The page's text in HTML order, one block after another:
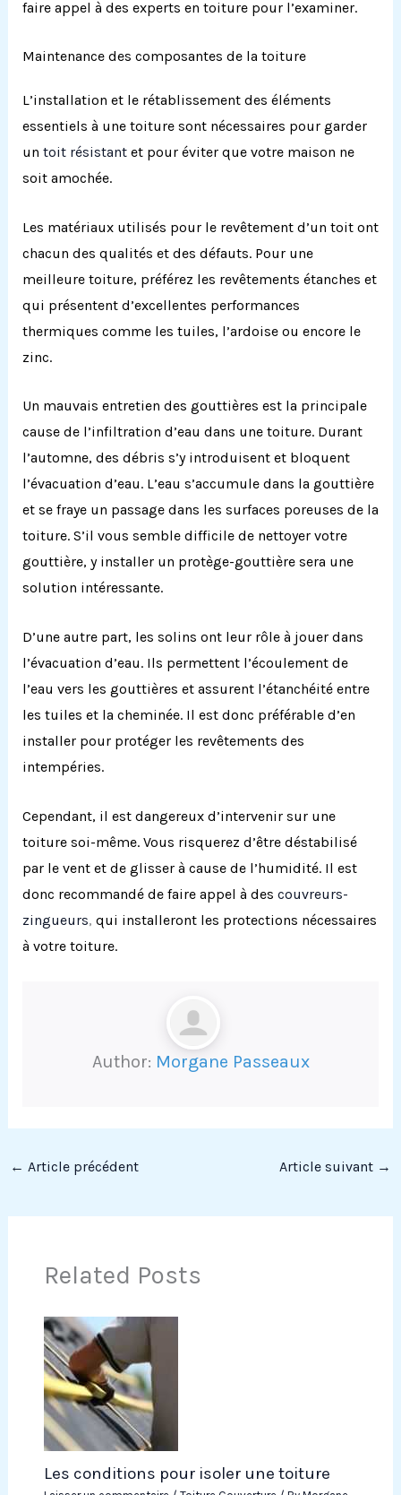
faire appel à des experts en toiture pour l’examiner.
Maintenance des composantes de la toiture
L’installation et le rétablissement des éléments
essentiels à une toiture sont nécessaires pour garder
un toit résistantet pour éviter que votre maison ne
soit amochée.
Les matériaux utilisés pour le revêtement d’un toit ont
chacun des qualités et des défauts. Pour une
meilleure toiture, préférez les revêtements étanches et
qui présentent d’excellentes performances
thermiques comme les tuiles, l’ardoise ou encore le
zinc.
Un mauvais entretien des gouttières est la principale
cause de l’infiltration d’eau dans une toiture. Durant
l’automne, des débris s’y introduisent et bloquent
l’évacuation d’eau. L’eau s’accumule dans la gouttière
et se fraye un passage dans les surfaces poreuses de la
toiture. S’il vous semble difficile de nettoyer votre
gouttière, y installer un protège-gouttière sera une
solution intéressante.
D’une autre part, les solins ont leur rôle à jouer dans
l’évacuation d’eau. Ils permettent l’écoulement de
l’eau vers les gouttières et assurent l’étanchéité entre
les tuiles et la cheminée. Il est donc préférable d’en
installer pour protéger les revêtements des
intempéries.
Cependant, il est dangereux d’intervenir sur une
toiture soi-même. Vous risquerez d’être déstabilisé
par le vent et de glisser à cause de l’humidité. Il est
donc recommandé de faire appel à des couvreurs-
zingueurs, qui installeront les protections nécessaires
à votre toiture.
Author: Morgane Passeaux
← Article précédent Article suivant →
Related Posts
Les conditions pour isoler une toiture